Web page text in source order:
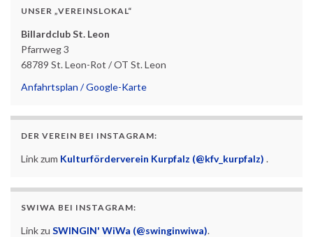
UNSER „VEREINSLOKAL“
Billardclub St. Leon
Pfarrweg 3
68789 St. Leon-Rot / OT St. Leon
Anfahrtsplan / Google-Karte
DER VEREIN BEI INSTAGRAM:
Link zum Kulturförderverein Kurpfalz (@kfv_kurpfalz) .
SWIWA BEI INSTAGRAM:
Link zu SWINGIN' WiWa (@swinginwiwa).